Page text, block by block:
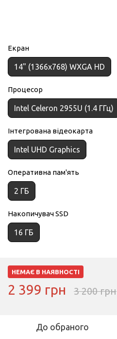
Екран
14" (1366x768) WXGA HD
Процесор
Intel Celeron 2955U (1.4 ГГц)
Інтегрована відеокарта
Intel UHD Graphics
Оперативна пам'ять
2 ГБ
Накопичувач SSD
16 ГБ
НЕМАЄ В НАЯВНОСТІ
2 399 грн 3 200 грн
До обраного